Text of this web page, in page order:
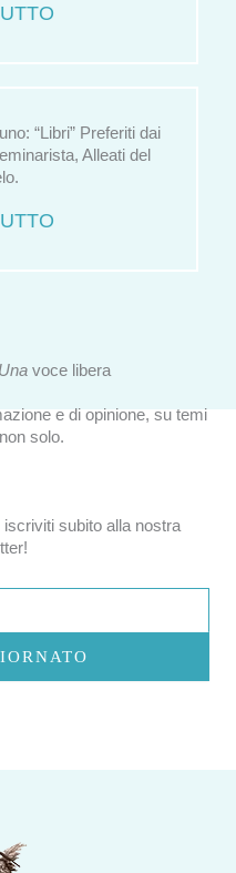
“Libri” Preferiti dai
Alleati del
Una voce libera
e di opinione, su temi
solo.
subito alla nostra